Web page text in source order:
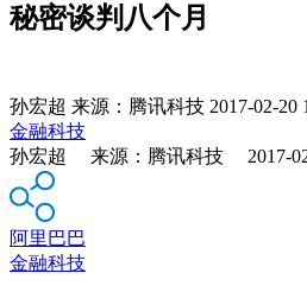
秘密谈判八个月
孙宏超 来源： 腾讯科技 2017-02-20
金融科技
孙宏超 来源：腾讯科技 2017-02-
阿里巴巴
金融科技